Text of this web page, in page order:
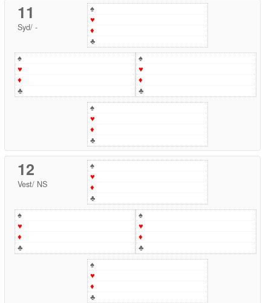
11
Syd/ -
♠
♥
♦
♣
♠
♥
♦
♣
♠
♥
♦
♣
♠
♥
♦
♣
12
Vest/ NS
♠
♥
♦
♣
♠
♥
♦
♣
♠
♥
♦
♣
♠
♥
♦
♣